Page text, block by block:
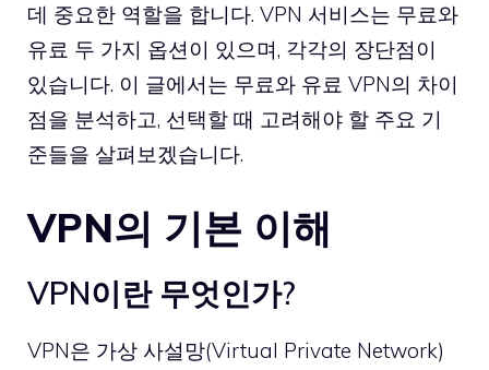
데 중요한 역할을 합니다. VPN 서비스는 무료와
유료 두 가지 옵션이 있으며, 각각의 장단점이
있습니다. 이 글에서는 무료와 유료 VPN의 차이
점을 분석하고, 선택할 때 고려해야 할 주요 기
준들을 살펴보겠습니다.
VPN의 기본 이해
VPN이란 무엇인가?
VPN은 가상 사설망(Virtual Private Network)